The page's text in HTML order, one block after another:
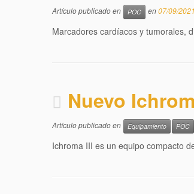
Artículo publicado en POC en07/09/2021
Marcadores cardíacos y tumorales,
Nuevo
Artículo publicado en Equipamiento POC
Ichroma III es un equipo compacto